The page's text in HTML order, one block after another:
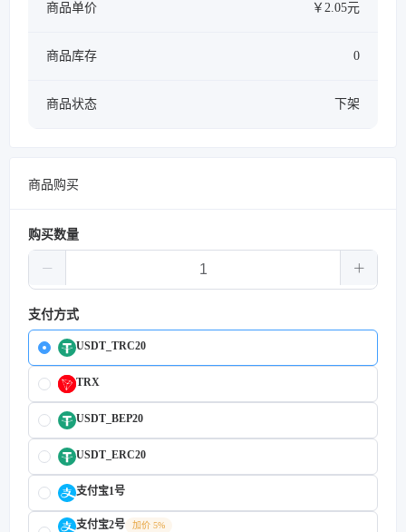
商品单价 ￥2.05元
商品库存 0
商品状态 下架
商品购买
购买数量
支付方式
USDT_TRC20
TRX
USDT_BEP20
USDT_ERC20
支付宝1号
支付宝2号
加价 5%